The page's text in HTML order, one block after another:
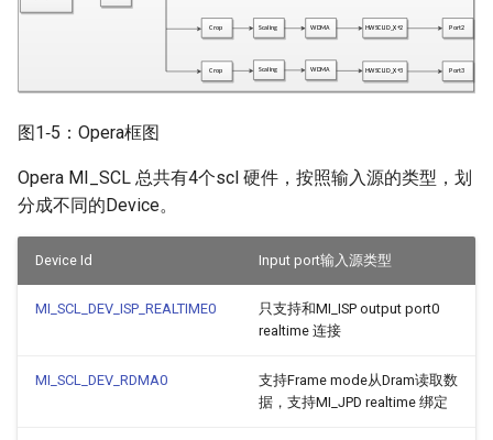
图1‑5：Opera框图
Opera MI_SCL 总共有4个scl 硬件，按照输入源的类型，划
分成不同的Device。
Device Id Input port输入源类型
MI_SCL_DEV_ISP_REALTIME0
只支持和MI_ISP output port0
realtime 连接
MI_SCL_DEV_RDMA0
支持Frame mode从Dram读取数
据，支持MI_JPD realtime 绑定